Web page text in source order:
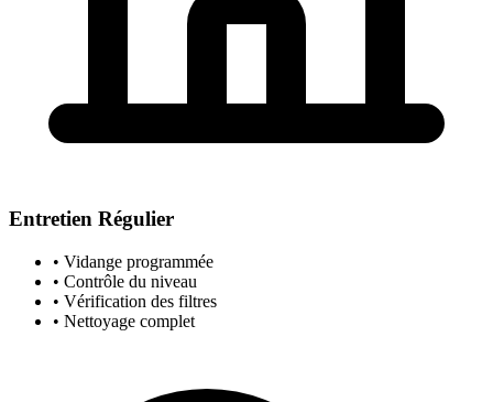
Entretien Régulier
• Vidange programmée
• Contrôle du niveau
• Vérification des filtres
• Nettoyage complet